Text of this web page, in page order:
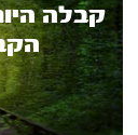
קבלה